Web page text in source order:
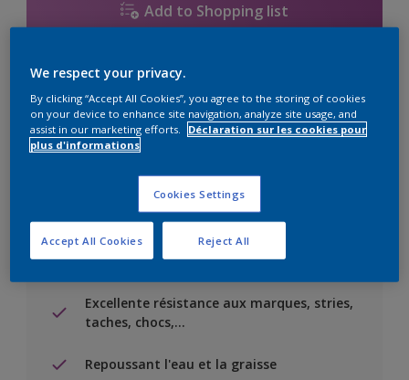
Add to Shopping list
Ajouter au projet
Voir la couleur dans votre application de visualisation
Excellente résistance aux marques, stries,
taches, chocs,…
Repoussant l'eau et la graisse
We respect your privacy.
By clicking “Accept All Cookies”, you agree to the storing of cookies
on your device to enhance site navigation, analyze site usage, and
assist in our marketing efforts.
Déclaration sur les cookies pour
plus d'informations
Cookies Settings
Reject All
Accept All Cookies